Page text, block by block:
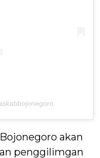
akan
penggilimgan